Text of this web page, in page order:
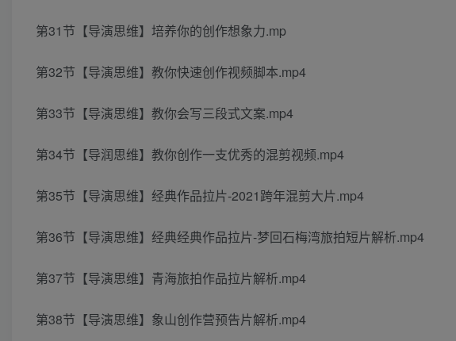
第31节【导演思维】培养你的创作想象力.mp
第32节【导演思维】教你快速创作视频脚本.mp4
第33节【导演思维】教你会写三段式文案.mp4
第34节【导润思维】教你创作一支优秀的混剪视频.mp4
第35节【导演思维】经典作品拉片-2021跨年混剪大片.mp4
第36节【导演思维】经典经典作品拉片-梦回石梅湾旅拍短片解析.mp4
第37节【导演思维】青海旅拍作品拉片解析.mp4
第38节【导演思维】象山创作营预告片解析.mp4